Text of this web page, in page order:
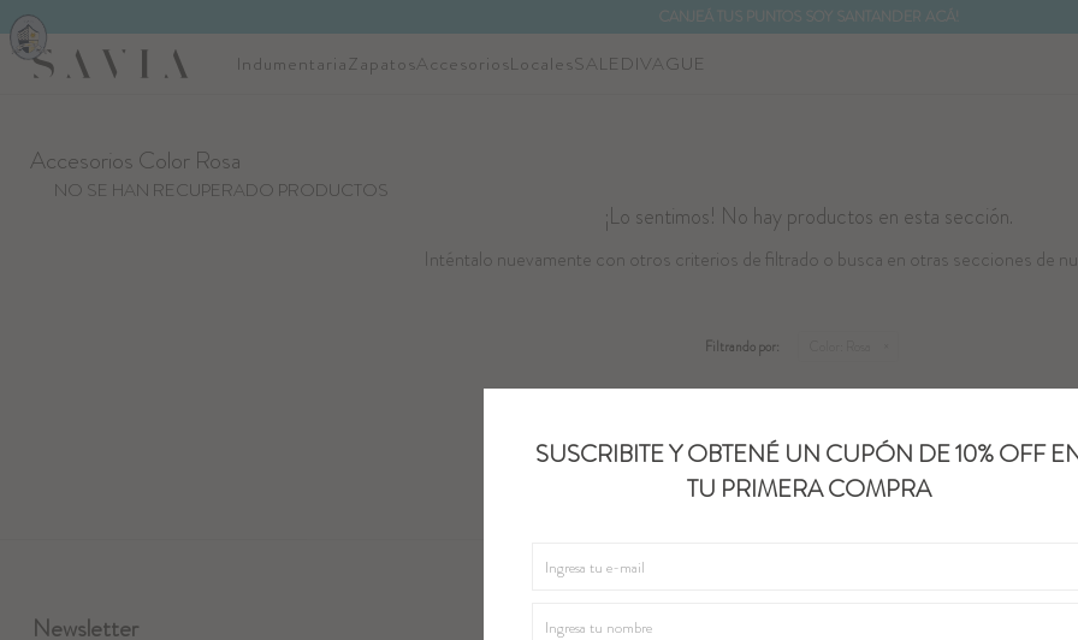
SUSCRIBITE Y OBTENÉ UN CUPÓN DE 10% OFF
TU PRIMERA COMPRA
CANJEÁ TUS PUNTOS SOY SANTANDER ACÁ!
IndumentariaZapatosAccesoriosLocalesSALEDIVAGUE
Accesorios Color Rosa
NO SE HAN RECUPERADO PRODUCTOS
¡Lo sentimos! No hay productos en esta sección.
Inténtalo nuevamente con otros criterios de filtrado o busca en otras secciones de
Filtrando por:
Newsletter